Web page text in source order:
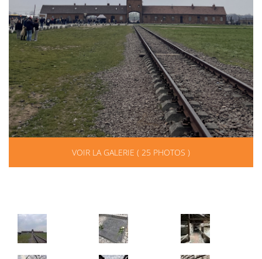
VOIR LA GALERIE ( 25 PHOTOS )